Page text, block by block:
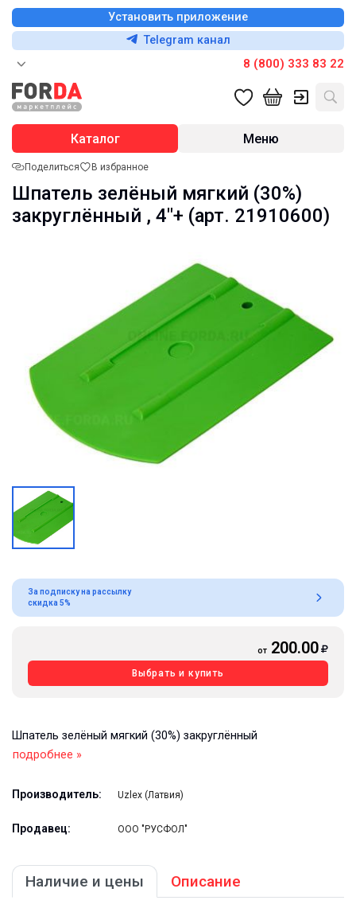
Установить приложение
Telegram канал
8 (800) 333 83 22
Каталог Меню
Поделиться В избранное
Шпатель зелёный мягкий (30%)
закруглённый , 4"+ (арт. 21910600)
За подписку на рассылку
скидка 5%
от 200.00
Выбрать и купить
Шпатель зелёный мягкий (30%) закруглённый
подробнее »
Производитель: Uzlex (Латвия)
Продавец: ООО "РУСФОЛ"
Наличие и цены Описание